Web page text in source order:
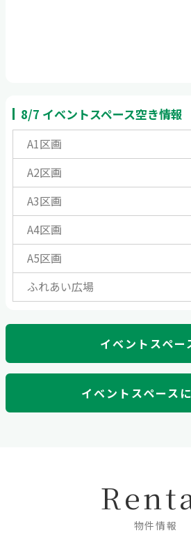
8/7 イベントスペース空き情報
A1区画
A2区画
A3区画
A4区画
A5区画
ふれあい広場
イベントスペー
イベントスペース
物件情報